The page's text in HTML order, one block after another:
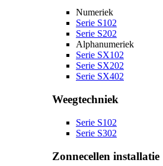
Numeriek
Serie S102
Serie S202
Alphanumeriek
Serie SX102
Serie SX202
Serie SX402
Weegtechniek
Serie S102
Serie S302
Zonnecellen installatie